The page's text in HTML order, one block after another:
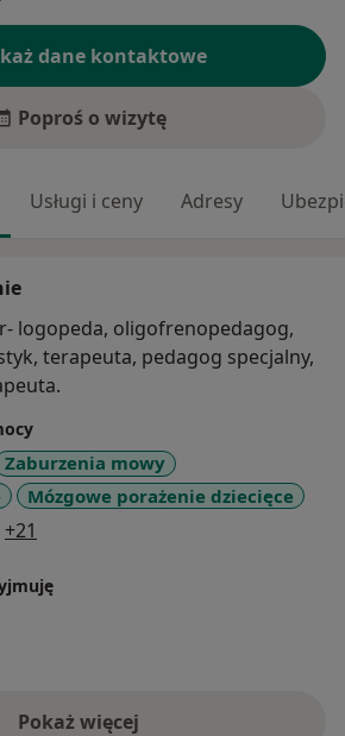
dane kontaktowe
Poproś o wizytę
Usługi i ceny Adresy
logopeda, oligofrenopedagog,
terapeuta, pedagog specjalny,
Zaburzenia mowy
Mózgowe porażenie dziecięce
+21
Pokaż więcej